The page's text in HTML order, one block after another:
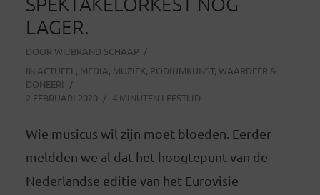
LAGER.
DOOR WIJBRAND SCHAAP
IN ACTUEEL , MEDIA, MUZIEK, PODIUMKUNST, WAARDEER &
DONEER!
2 FEBRUARI 2020
4 MINUTEN LEESTIJD
Wie musicus wil zijn moet bloeden. Eerder
meldden we al dat het hoogtepunt van de
Nederlandse editie van het Eurovisie